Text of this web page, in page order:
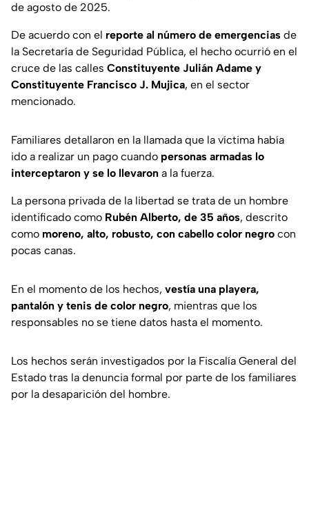
de agosto de 2025.
De acuerdo con el reporte al número de emergencias de
la Secretaría de Seguridad Pública, el hecho ocurrió en el
cruce de las calles Constituyente Julián Adame y
Constituyente Francisco J. Mujica, en el sector
mencionado.
Familiares detallaron en la llamada que la víctima había
ido a realizar un pago cuando personas armadas lo
interceptaron y se lo llevaron a la fuerza.
La persona privada de la libertad se trata de un hombre
identificado como Rubén Alberto, de 35 años, descrito
como moreno, alto, robusto, con cabello color negro con
pocas canas.
En el momento de los hechos, vestía una playera,
pantalón y tenis de color negro, mientras que los
responsables no se tiene datos hasta el momento.
Los hechos serán investigados por la Fiscalía General del
Estado tras la denuncia formal por parte de los familiares
por la desaparición del hombre.